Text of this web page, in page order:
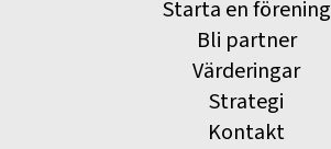
Starta en förening
Bli partner
Värderingar
Strategi
Kontakt